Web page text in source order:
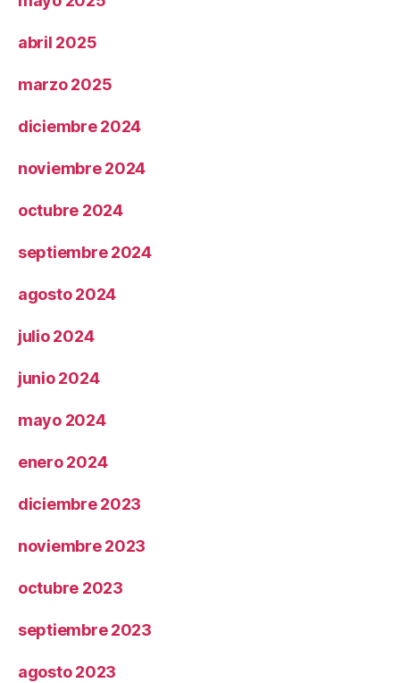
abril 2025
marzo 2025
diciembre 2024
noviembre 2024
octubre 2024
septiembre 2024
agosto 2024
julio 2024
junio 2024
mayo 2024
enero 2024
diciembre 2023
noviembre 2023
octubre 2023
septiembre 2023
agosto 2023